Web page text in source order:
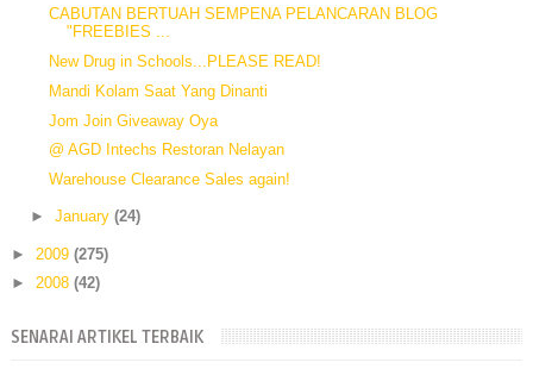
CABUTAN BERTUAH SEMPENA PELANCARAN BLOG
"FREEBIES ...
New Drug in Schools...PLEASE READ!
Mandi Kolam Saat Yang Dinanti
Jom Join Giveaway Oya
@ AGD Intechs Restoran Nelayan
Warehouse Clearance Sales again!
► January (24)
► 2009 (275)
► 2008 (42)
SENARAI ARTIKEL TERBAIK